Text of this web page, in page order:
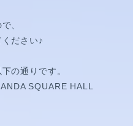
、
ださい♪
の通りです。
SQUARE HALL